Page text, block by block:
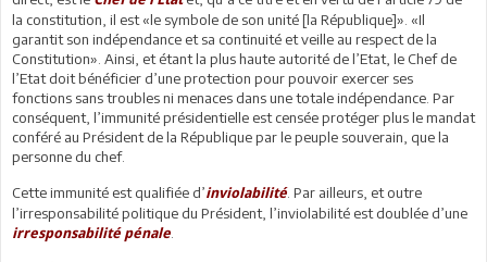
la constitution, il est «le symbole de son unité [la République]». «Il
garantit son indépendance et sa continuité et veille au respect de la
Constitution». Ainsi, et étant la plus haute autorité de l’Etat, le Chef de
l’Etat doit bénéficier d’une protection pour pouvoir exercer ses
fonctions sans troubles ni menaces dans une totale indépendance. Par
conséquent, l’immunité présidentielle est censée protéger plus le mandat
conféré au Président de la République par le peuple souverain, que la
personne du chef.
Cette immunité est qualifiée d’inviolabilité. Par ailleurs, et outre
l’irresponsabilité politique du Président, l’inviolabilité est doublée d’une
irresponsabilité pénale